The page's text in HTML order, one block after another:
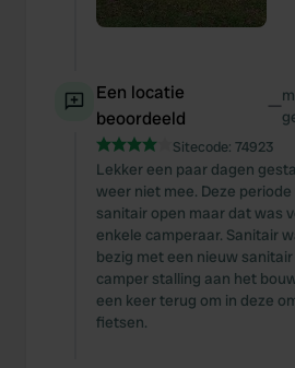
Een locatie
beoordeeld
—
Sitecode: 74923
Lekker een paar dagen
weer niet mee. Deze
sanitair open maar dat was
enkele camperaar. Sanitair
bezig met een nieuw
camper stalling aan het
een keer terug om in deze
fietsen.